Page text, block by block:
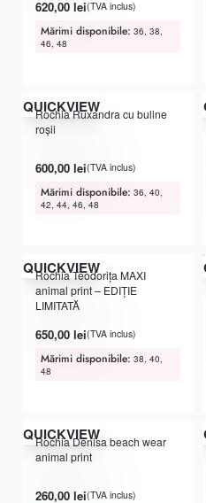
620,00 lei(TVA inclus)
Mărimi disponibile: 36, 38,
46, 48
QUICKVIEW
Rochia Ruxandra cu buline
roșii
Evaluat la5.00din 5
600,00 lei(TVA inclus)
Mărimi disponibile: 36, 40,
42, 44, 46, 48
QUICKVIEW
Rochia Teodorița MAXI
animal print – EDIȚIE
LIMITATĂ
650,00 lei(TVA inclus)
Mărimi disponibile: 38, 40,
48
QUICKVIEW
Rochia Denisa beach wear
animal print
Evaluat la5.00din 5
260,00 lei(TVA inclus)